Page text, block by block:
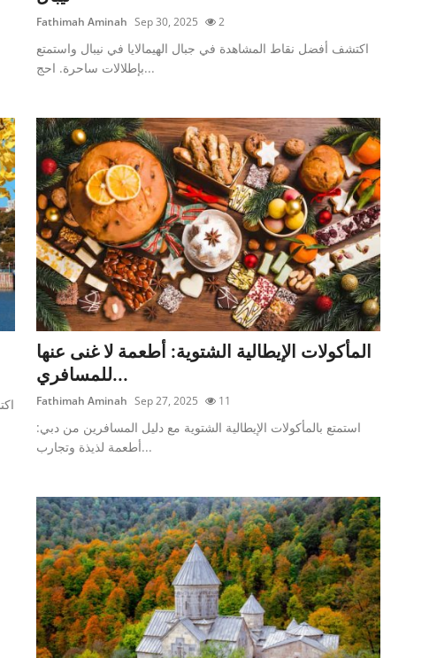
Fathimah Aminah Sep 30, 2025 2
اكتشف أفضل نقاط المشاهدة في جبال الهيمالايا في نيبال واستمتع
بإطلالات ساحرة. احج...
المأكولات الإيطالية الشتوية: أطعمة لا غنى عنها
للمسافري...
Fathimah Aminah Sep 27, 2025 11
استمتع بالمأكولات الإيطالية الشتوية مع دليل المسافرين من دبي:
أطعمة لذيذة وتجارب...